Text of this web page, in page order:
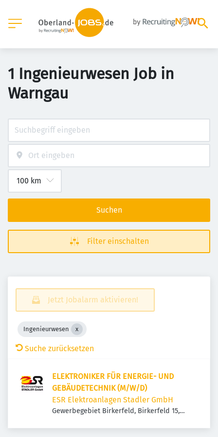
1 Ingenieurwesen Job in
Warngau
Suchen
Filter einschalten
Jetzt Jobalarm aktivieren!
Ingenieurwesen
Suche zurücksetzen
ELEKTRONIKER FÜR ENERGIE- UND
GEBÄUDETECHNIK (M/W/D)
ESR Elektroanlagen Stadler GmbH
Gewerbegebiet Birkerfeld, Birkerfeld 15,